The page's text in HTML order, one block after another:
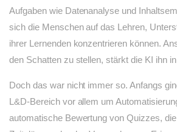
Aufgaben wie Datenanalyse und
sich die Menschen auf das Lehren,
ihrer Lernenden konzentrieren können.
den Schatten zu stellen, stärkt die KI ihn
Doch das war nicht immer so. Anfangs
L&D-Bereich vor allem um
automatische Bewertung von Quizzes,